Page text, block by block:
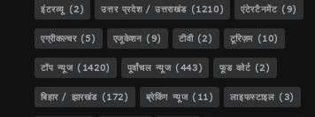
इंटरव्यू (2) उत्तर प्रदेश / उत्तराखंड (1210) एंटेरटैनमेंट (9)
एग्रीकल्चर(5) एजूकेशन (9) टीवी(2) टूरिज़म (10)
टॉप न्यूज(1420) पूर्वांचल न्यूज(443) फूड कोर्ट (2)
बिहार / झारखंड (172) ब्रेकिंग न्यूज(11) लाइफस्टाइल (3)